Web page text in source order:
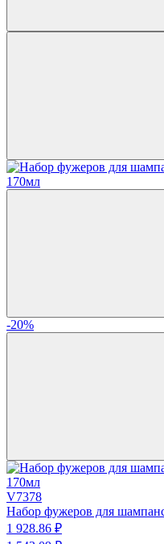
-20%
V7378
Набор фужеров для
1 928.86 ₽